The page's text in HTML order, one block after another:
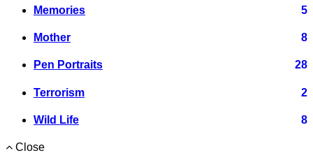
Memories 5
Mother 8
Pen Portraits 28
Terrorism 2
Wild Life 8
Close